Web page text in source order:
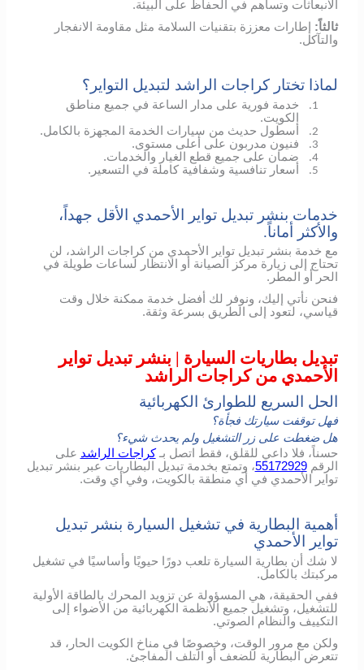
الانبعاثات وتساهم في الحفاظ على البيئة.
ثالثاً: إطارات معززة بتقنيات السلامة مثل مقاومة الانفجار
والتآكل.
لماذا تختار كراجات الراشد لتبديل التواير؟
1.
خدمة فورية على مدار الساعة في جميع مناطق
الكويت.
2. أسطول حديث من سيارات الخدمة المجهزة بالكامل.
3. فنيون مدربون على أعلى مستوى.
4. ضمان على جميع قطع الغيار والخدمات.
5. أسعار تنافسية وشفافية كاملة في التسعير.
خدمات بنشر تبديل تواير الأحمدي الأقل جهداً،
والأكثر أماناً.
مع خدمة بنشر تبديل تواير الأحمدي من كراجات الراشد، لن
تحتاج إلى زيارة مركز الصيانة أو الانتظار لساعات طويلة في
الحر أو المطر.
فنحن نأتي إليك، ونوفر لك أفضل خدمة ممكنة خلال وقت
قياسي، لتعود إلى الطريق بسرعة وثقة.
تبديل بطاريات السيارة | بنشر تبديل تواير
الأحمدي من كراجات الراشد
الحل السريع للطوارئ الكهربائية
فهل توقفت سيارتك فجأة؟
هل ضغطت على زر التشغيل ولم يحدث شيء؟
حسناً، فلا داعي للقلق، فقط اتصل بـكراجات الراشد على
الرقم55172929، وتمتع بخدمة تبديل البطاريات عبر بنشر تبديل
تواير الأحمدي في أي منطقة بالكويت، وفي أي وقت.
أهمية البطارية في تشغيل السيارة بنشر تبديل
تواير الأحمدي
لا شك أن بطارية السيارة تلعب دورًا حيويًا وأساسيًا في تشغيل
مركبتك بالكامل.
ففي الحقيقة، هي المسؤولة عن تزويد المحرك بالطاقة الأولية
للتشغيل، وتشغيل جميع الأنظمة الكهربائية من الأضواء إلى
التكييف والنظام الصوتي.
ولكن مع مرور الوقت، وخصوصًا في مناخ الكويت الحار، قد
تتعرض البطارية للضعف أو التلف المفاجئ.